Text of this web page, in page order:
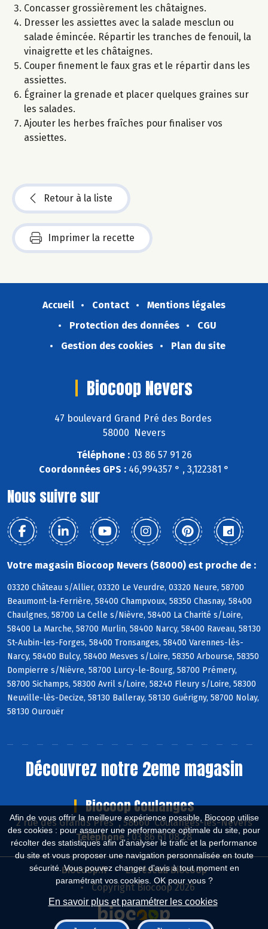
Afin de vous offrir la meilleure expérience possible, Biocoop utilise
des cookies : pour assurer une performance optimale du site, pour
récolter des statistiques afin d'analyser le trafic et la performance
du site et vous proposer une navigation personnalisée en toute
sécurité. Vous pouvez changer d'avis à tout moment en
paramétrant vos cookies. OK pour vous ?
En savoir plus et paramétrer les cookies
Concasser grossièrement les châtaignes.
Dresser les assiettes avec la salade mesclun ou
salade émincée. Répartir les tranches de fenouil, la
vinaigrette et les châtaignes.
Couper finement le faux gras et le répartir dans les
assiettes.
Égrainer la grenade et placer quelques graines sur
les salades.
Ajouter les herbes fraîches pour finaliser vos
assiettes.
Retour à la liste
Imprimer la recette
Accueil Contact
Mentions légales
Protection des données
CGU
Gestion des cookies
Plan du site
Biocoop Nevers
47 boulevard Grand Pré des Bordes
58000 Nevers
Téléphone :03 86 57 91 26
Coordonnées GPS : 46,994357 ° , 3,122381 °
Nous suivre sur
Votre magasin Biocoop Nevers (58000) est proche de :
03320 Château s/Allier, 03320 Le Veurdre, 03320 Neure, 58700
Beaumont-la-Ferrière, 58400 Champvoux, 58350 Chasnay, 58400
Chaulgnes, 58700 La Celle s/Nièvre, 58400 La Charité s/Loire,
58400 La Marche, 58700 Murlin, 58400 Narcy, 58400 Raveau, 58130
St-Aubin-les-Forges, 58400 Tronsanges, 58400 Varennes-lès-
Narcy, 58400 Bulcy, 58400 Mesves s/Loire, 58350 Arbourse, 58350
Dompierre s/Nièvre, 58700 Lurcy-le-Bourg, 58700 Prémery,
58700 Sichamps, 58300 Avril s/Loire, 58240 Fleury s/Loire, 58300
Neuville-lès-Decize, 58130 Balleray, 58130 Guérigny, 58700 Nolay,
58130 Ourouër
Découvrez notre 2eme magasin
Biocoop Coulanges
2 rue des Grands Près , 58660 Coulanges-lès-Nevers
Téléphone :03 86 61 08 28
Biocoop.fr
Le réseau Biocoop
Copyright Biocoop 2026